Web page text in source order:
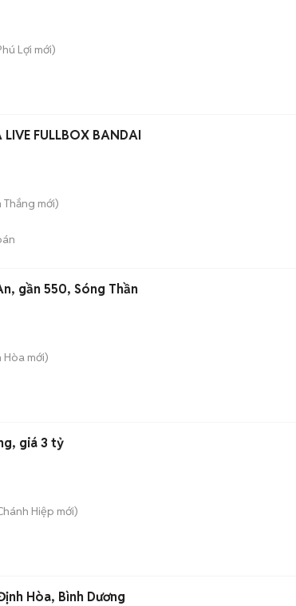
Lợi mới)
FULLBOX BANDAI
Thắng mới)
gần 550, Sóng Thần
Hòa mới)
giá 3 tỷ
Hiệp mới)
Hòa, Bình Dương